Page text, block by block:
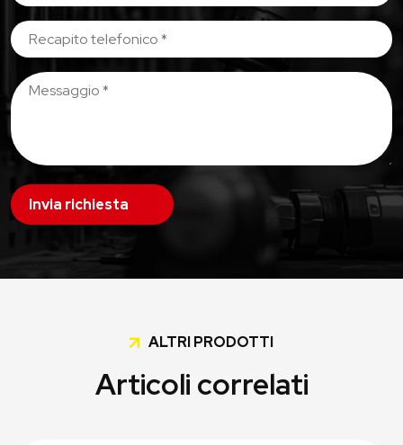
Invia richiesta
ALTRI PRODOTTI
Articoli correlati